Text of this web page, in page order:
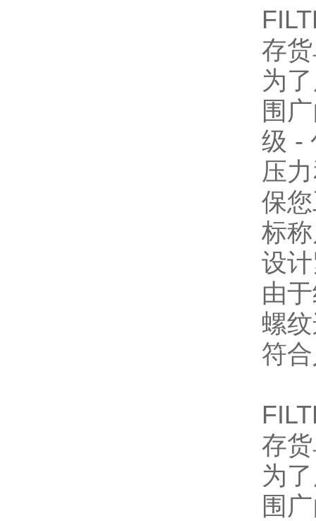
存
为
围
级 -
压
保
标
设
由
螺
符
存
为
围